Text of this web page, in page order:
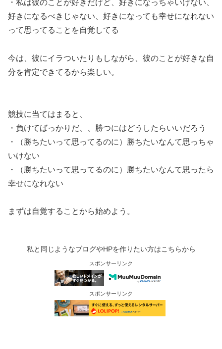
・私は彼のことが好きだけど、好きになっちゃいけない、
好きになるべきじゃない、好きになっても幸せになれない
って思ってることを自覚してる
今は、彼にイラついたりもしながら、彼のことが好きな自
分を肯定できてるから楽しい。
競技に当てはまると、
・負けてばっかりだ、、勝つにはどうしたらいいだろう
・（勝ちたいって思ってるのに）勝ちたいなんて思っちゃ
いけない
・（勝ちたいって思ってるのに）勝ちたいなんて思ったら
幸せになれない
まずは自覚することから始めよう。
私と同じようなブログやHPを作りたい方はこちらから
スポンサーリンク
スポンサーリンク